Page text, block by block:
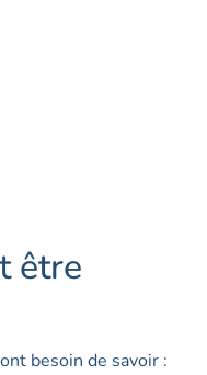
être
besoin de savoir :